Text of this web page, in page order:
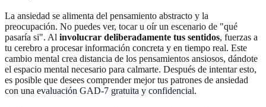
La ansiedad se alimenta del pensamiento abstracto y la
preocupación. No puedes ver, tocar u oír un escenario de "qué
pasaría si". Al involucrar deliberadamente tus sentidos, fuerzas a
tu cerebro a procesar información concreta y en tiempo real. Este
cambio mental crea distancia de los pensamientos ansiosos, dándote
el espacio mental necesario para calmarte. Después de intentar esto,
es posible que desees comprender mejor tus patrones de ansiedad
con una evaluación GAD-7 gratuita y confidencial.